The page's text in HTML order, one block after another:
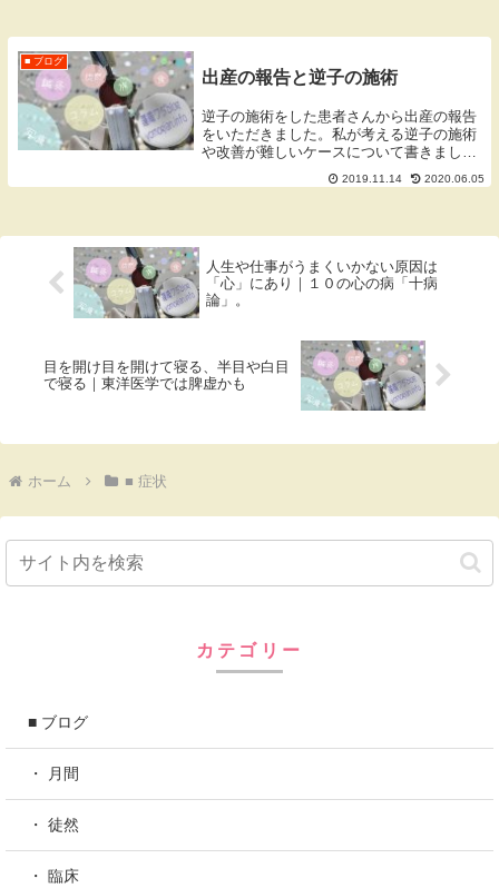
■ ブログ
出産の報告と逆子の施術
逆子の施術をした患者さんから出産の報告
をいただきました。私が考える逆子の施術
や改善が難しいケースについて書きまし
2019.11.14 2020.06.05
人生や仕事がうまくいかない原因は
「心」にあり｜１０の心の病「十病
論」。
目を開け目を開けて寝る、半目や白目
で寝る｜東洋医学では脾虚かも
ホーム ■ 症状
カテゴリー
■ ブログ
・ 月間
・ 徒然
・ 臨床